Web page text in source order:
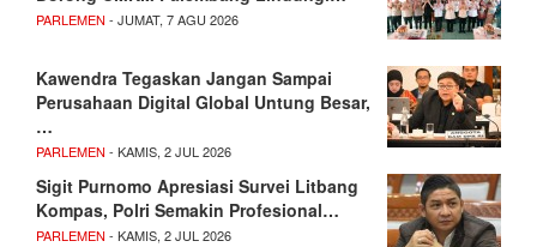
PARLEMEN - JUMAT, 7 AGU 2026
Kawendra Tegaskan Jangan Sampai
Perusahaan Digital Global Untung Besar,
…
PARLEMEN - KAMIS, 2 JUL 2026
Sigit Purnomo Apresiasi Survei Litbang
Kompas, Polri Semakin Profesional…
PARLEMEN - KAMIS, 2 JUL 2026